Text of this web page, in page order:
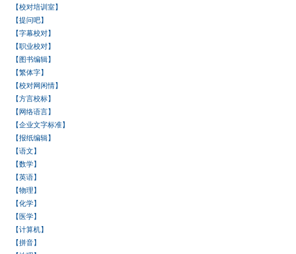
【校对培训室】
【提问吧】
【字幕校对】
【职业校对】
【图书编辑】
【繁体字】
【校对网闲情】
【方言校标】
【网络语言】
【企业文字标准】
【报纸编辑】
【语文】
【数学】
【英语】
【物理】
【化学】
【医学】
【计算机】
【拼音】